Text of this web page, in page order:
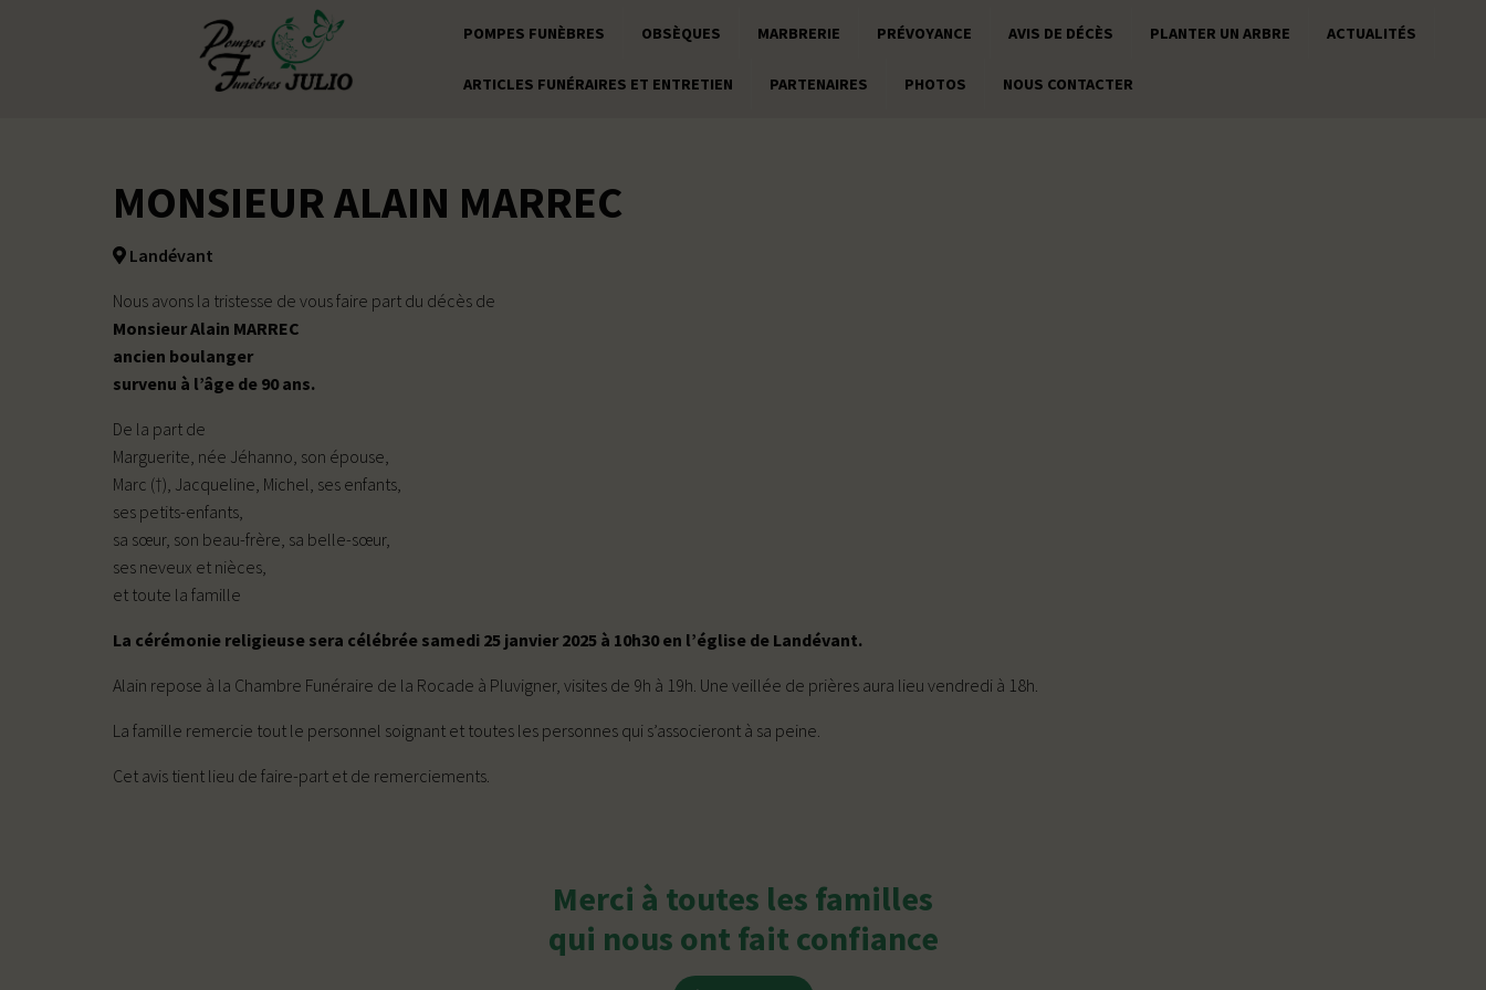
POMPES FUNÈBRES OBSÈQUES MARBRERIE PRÉVOYANCE AVIS DE DÉCÈS PLANTER UN ARBRE ACTUALITÉS
ARTICLES FUNÉRAIRES ET ENTRETIEN PARTENAIRES PHOTOS NOUS CONTACTER
MONSIEUR ALAIN MARREC
Landévant
Nous avons la tristesse de vous faire part du décès de
Monsieur Alain MARREC
ancien boulanger
survenu à l’âge de 90 ans.
De la part de
Marguerite, née Jéhanno, son épouse,
Marc (†), Jacqueline, Michel, ses enfants,
ses petits-enfants,
sa sœur, son beau-frère, sa belle-sœur,
ses neveux et nièces,
et toute la famille
La cérémonie religieuse sera célébrée samedi 25 janvier 2025 à 10h30 en l’église de Landévant.
Alain repose à la Chambre Funéraire de la Rocade à Pluvigner, visites de 9h à 19h. Une veillée de prières aura lieu vendredi à 18h.
La famille remercie tout le personnel soignant et toutes les personnes qui s’associeront à sa peine.
Cet avis tient lieu de faire-part et de remerciements.
Merci à toutes les familles
qui nous ont fait confiance